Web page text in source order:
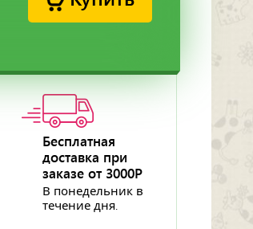
Бесплатная
доставка при
заказе от 3000Р
В понедельник в
течение дня.